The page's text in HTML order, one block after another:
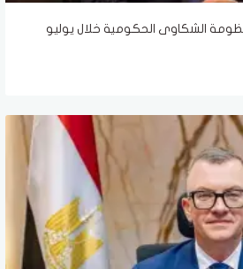
الشكاوى الحكومية خلال يوليو